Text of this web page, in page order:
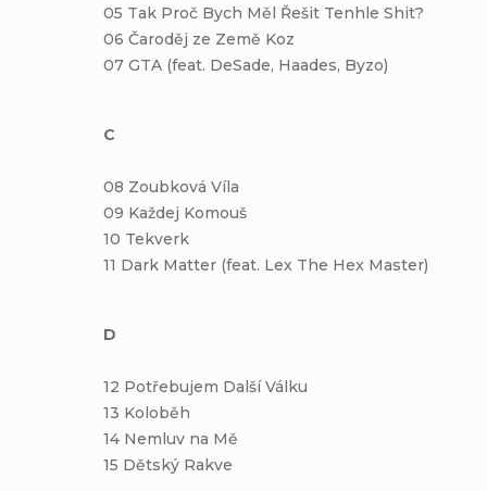
05 Tak Proč Bych Měl Řešit Tenhle Shit?
06 Čaroděj ze Země Koz
07 GTA (feat. DeSade, Haades, Byzo)
C
08 Zoubková Víla
09 Každej Komouš
10 Tekverk
11 Dark Matter (feat. Lex The Hex Master)
D
12 Potřebujem Další Válku
13 Koloběh
14 Nemluv na Mě
15 Dětský Rakve